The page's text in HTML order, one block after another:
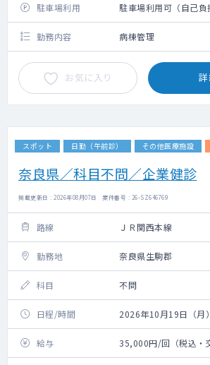
駐車場利用 駐車場利用可（自己負
勤務内容 病棟管理
お気に入り
スポット 日勤（午前診） その他医療施設
奈良県／科目不問／企業健診
掲載更新日 : 2026年08月07日 案件番号 : 26-SZ646769
路線 ＪＲ関西本線
勤務地 奈良県生駒郡
科目 不問
日程/時間 2026年10月19日（月
給与 35,000円/回（税込・